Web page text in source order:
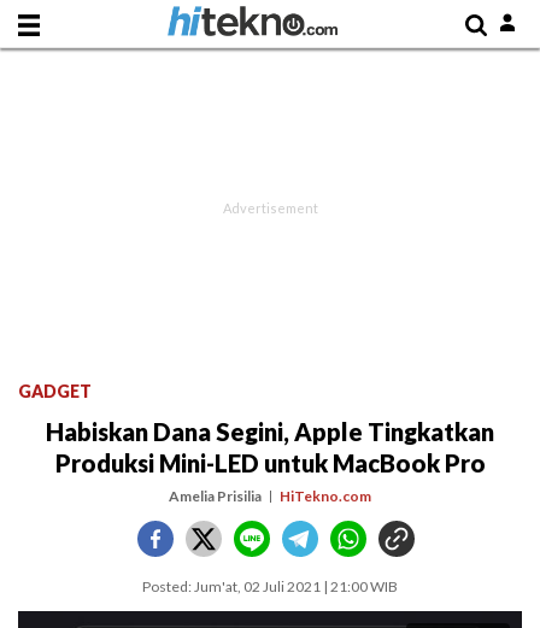
GADGET
Habiskan Dana Segini, Apple Tingkatkan
Produksi Mini-LED untuk MacBook Pro
Amelia Prisilia HiTekno.com
Posted: Jum'at, 02 Juli 2021 | 21:00 WIB